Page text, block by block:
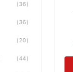
(36)
(36)
(20)
(44)